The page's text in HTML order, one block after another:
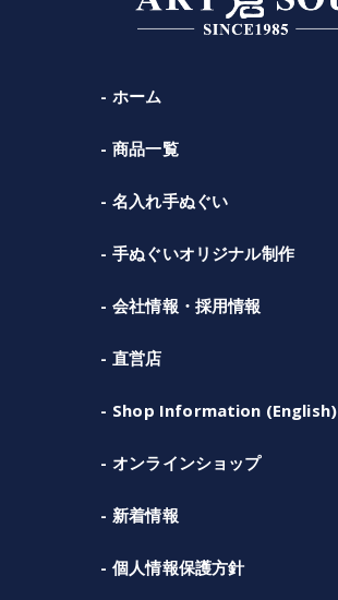
ホーム
商品一覧
名入れ手ぬぐい
手ぬぐいオリジナル制作
会社情報・採用情報
直営店
Shop Information (English)
オンラインショップ
新着情報
個人情報保護方針